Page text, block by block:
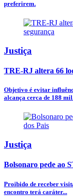
preferirem.
Justiça
TRE-RJ altera 66
Objetivo é evitar
alcança cerca de 188
Justiça
Bolsonaro pede ao
Proibido de receber
encontro terá caráter...